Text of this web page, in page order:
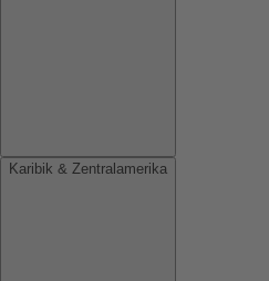
Karibik & Zentralamerika